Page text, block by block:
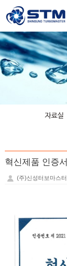
자료실
혁신제품 인증
(주)신성터보마스터